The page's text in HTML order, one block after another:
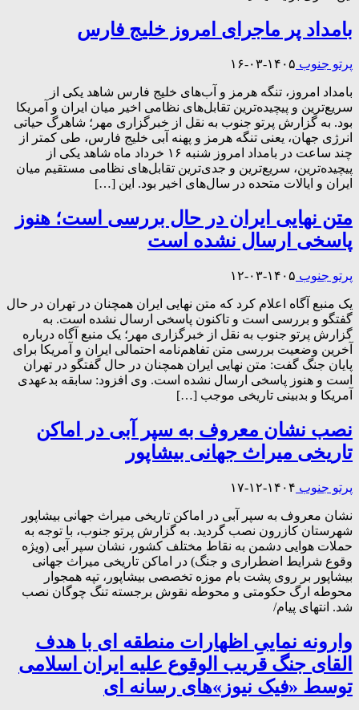
بامداد پر ماجرای امروز خلیج فارس
پرتو جنوب ۱۴۰۵-۰۳-۱۶
بامداد امروز، تنگه هرمز و آب‌های خلیج فارس شاهد یکی از
سریع‌ترین و پیچیده‌ترین تقابل‌های نظامی اخیر میان ایران و آمریکا
بود. به گزارش پرتو جنوب به نقل از خبرگزاری مهر؛ شاهرگ حیاتی
انرژی جهان، یعنی تنگه هرمز و پهنه آبی خلیج فارس، طی کمتر از
چند ساعت در بامداد امروز شنبه ۱۶ خرداد ماه شاهد یکی از
پیچیده‌ترین، سریع‌ترین و جدی‌ترین تقابل‌های نظامی مستقیم میان
ایران و ایالات متحده در سال‌های اخیر بود. این […]
متن نهایی ایران در حال بررسی است؛ هنوز
پاسخی ارسال نشده است
پرتو جنوب ۱۴۰۵-۰۳-۱۲
یک منبع آگاه اعلام کرد که متن نهایی ایران همچنان در تهران در حال
گفتگو و بررسی است و تاکنون پاسخی ارسال نشده است. به
گزارش پرتو جنوب به نقل از خبرگزاری مهر؛ یک منبع آگاه درباره
آخرین وضعیت بررسی متن تفاهم‌نامه احتمالی ایران و آمریکا برای
پایان جنگ گفت: متن نهایی ایران همچنان در حال گفتگو در تهران
است و هنوز پاسخی ارسال نشده است. وی افزود: سابقه بدعهدی
آمریکا و بدبینی تاریخی موجب […]
نصب نشان معروف به سپر آبی در اماکن
تاریخی میراث جهانی بیشاپور
پرتو جنوب ۱۴۰۴-۱۲-۱۷
نشان معروف به سپر آبی در اماکن تاریخی میراث جهانی بیشاپور
شهرستان کازرون نصب گردید. به گزارش پرتو جنوب، با توجه به
حملات هوایی دشمن به نقاط مختلف کشور، نشان سپر آبی (ویژه
وقوع شرایط اضطراری و جنگ) در اماکن تاریخی میراث جهانی
بیشاپور بر روی پشت بام موزه تخصصی بیشاپور، تپه همجوار
محوطه ارگ حکومتی و محوطه نقوش برجسته تنگ چوگان نصب
شد. انتهای پیام/
وارونه نماییِ اظهارات منطقه ای با هدف
القای جنگ قریب الوقوع علیه ایران اسلامی
توسط «فیک نیوز»های رسانه ای